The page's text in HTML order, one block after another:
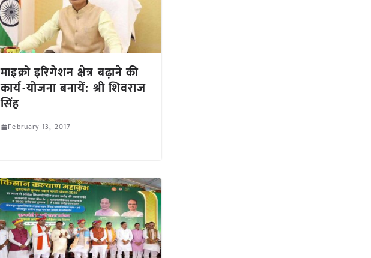
माइक्रो इरिगेशन क्षेत्र बढ़ाने की
कार्य-योजना बनायें: श्री शिवराज
सिंह
February 13, 2017